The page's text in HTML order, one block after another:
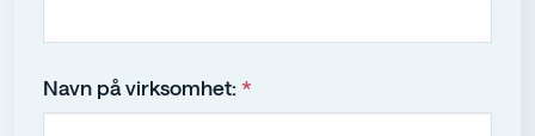
Navn på virksomhet: *